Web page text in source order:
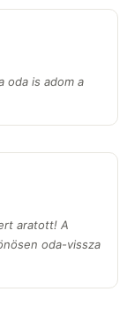
oda is adom a
aratott! A
oda-vissza